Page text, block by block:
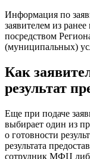
Информация по
заявителем из
посредством
(муниципальных)
Как
результат
Еще при подаче
выбирает один из
о готовности
результата
сотрудник МФЦ